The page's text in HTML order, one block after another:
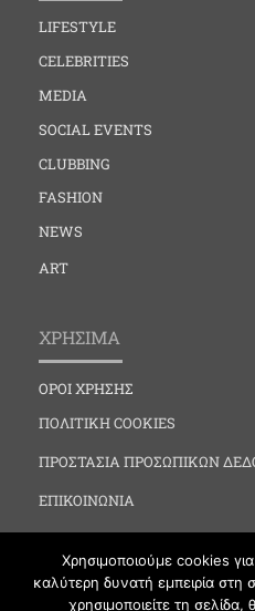
LIFESTYLE
CELEBRITIES
MEDIA
SOCIAL EVENTS
CLUBBING
FASHION
NEWS
ART
ΧΡΗΣΙΜΑ
ΟΡΟΙ ΧΡΗΣΗΣ
ΠΟΛΙΤΙΚΗ COOKIES
ΠΡΟΣΤΑΣΙΑ ΠΡΟΣΩΠΙΚΩΝ
ΕΠΙΚΟΙΝΩΝΙΑ
Χρησιμοποιούμε cookies
καλύτερη δυνατή εμπειρία στη
χρησιμοποιείτε τη